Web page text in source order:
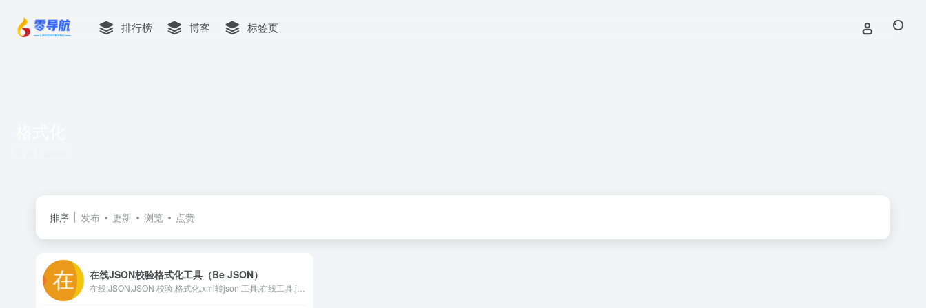
排行榜 博客 标签页
排序 发布 更新 浏览 点赞
在线JSON校验格式化工具（Be JSON）